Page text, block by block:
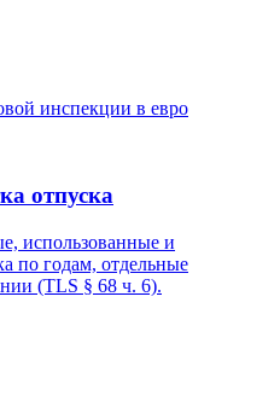
инспекции в евро
отпуска
использованные и
по годам, отдельные
(TLS § 68 ч. 6).